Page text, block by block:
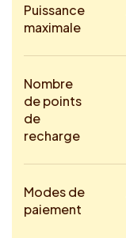
Puissance
maximale
Nombre
de points
de
recharge
Modes de
paiement